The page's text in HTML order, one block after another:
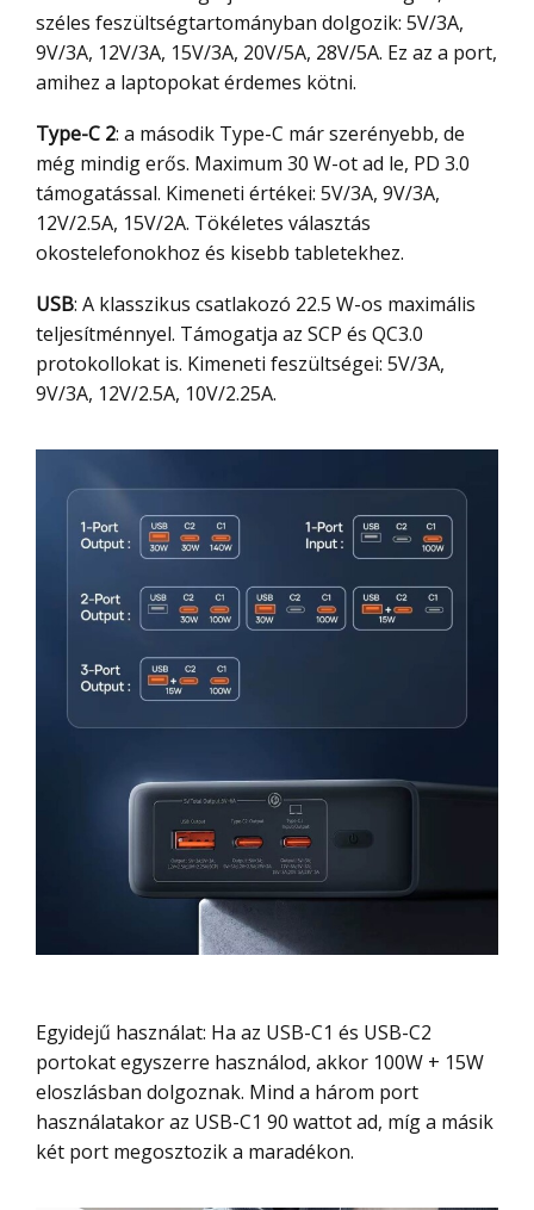
széles feszültségtartományban dolgozik: 5V/3A,
9V/3A, 12V/3A, 15V/3A, 20V/5A, 28V/5A. Ez az a port,
amihez a laptopokat érdemes kötni.
Type-C 2: a második Type-C már szerényebb, de
még mindig erős. Maximum 30 W-ot ad le, PD 3.0
támogatással. Kimeneti értékei: 5V/3A, 9V/3A,
12V/2.5A, 15V/2A. Tökéletes választás
okostelefonokhoz és kisebb tabletekhez.
USB: A klasszikus csatlakozó 22.5 W-os maximális
teljesítménnyel. Támogatja az SCP és QC3.0
protokollokat is. Kimeneti feszültségei: 5V/3A,
9V/3A, 12V/2.5A, 10V/2.25A.
Egyidejű használat: Ha az USB-C1 és USB-C2
portokat egyszerre használod, akkor 100W + 15W
eloszlásban dolgoznak. Mind a három port
használatakor az USB-C1 90 wattot ad, míg a másik
két port megosztozik a maradékon.